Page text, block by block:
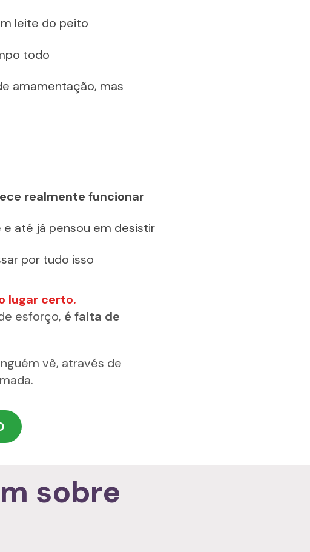
leite do peito
todo
amamentação, mas
realmente funcionar
até já pensou em desistir
por tudo isso
lugar certo.
esforço, é falta de
vê, através de
sobre